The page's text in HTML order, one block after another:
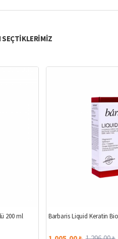
200 ml Barbaris Liquid Keratin